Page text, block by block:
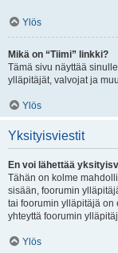
Ylös
Mikä on “Tiimi” linkki?
Tämä sivu näyttää
ylläpitäjät, valvojat ja
Ylös
Yksityisviestit
En voi lähettää
Tähän on kolme
sisään, foorumin
tai foorumin ylläpitäjä on
yhteyttä foorumin
Ylös